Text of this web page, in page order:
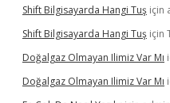
Shift Bilgisayarda Hangi Tuş için
Shift Bilgisayarda Hangi Tuş için
Doğalgaz Olmayan Ilimiz Var Mı
Doğalgaz Olmayan Ilimiz Var Mı